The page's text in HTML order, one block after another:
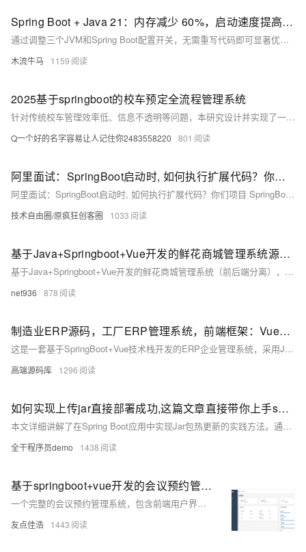
Spring Boot + Java 21：内存减少 60%，启动速度提高 30% — 零代码
通过调整三个JVM和Spring Boot配置开关，无需重写代码即可显著优化Java应用性能：内存减少60%，启动速度提升30%。适用于所有在JVM上运行API的生产团队，低成本实现高效能。
木流牛马 1159
2025基于springboot的校车预定全流程管理系统
针对传统校车管理效率低、信息不透明等问题，本研究设计并实现了一套校车预定全流程管理系统。系统采用Spring Boot、Java、Vue和MySQL等技术，实现校车信息管理、在线预定、实时监控等功能，提升学校管理效率，保障学生出行安全，推动教育信息化发展。
Q一个好的名字容易让人记住你2483558220 801
阿里面试：SpringBoot启动时, 如何执行扩展代码？你们项目 SpringBoot 进行过 哪些 扩展？
阿里面试：SpringBoot启动时, 如何执行扩展代码？你们项目 SpringBoot 进行过 哪些 扩展？
技术自由圈/原疯狂创客圈 1033
基于Java+Springboot+Vue开发的鲜花商城管理系统源码+运行
基于Java+Springboot+Vue开发的鲜花商城管理系统（前后端分离），这是一项为大学生课程设计作业而开发的项目。该系统旨在帮助大学生学习并掌握Java编程技能，同时锻炼他们的项目设计与开发能力。通过学习基于Java的鲜花商城管理系统项目，大学生可以在实践中学习和提升自己的能力，为以后的职业发展打下坚实基础。技术学习共同进步
net936 878
制造业ERP源码，工厂ERP管理系统，前端框架：Vue，后端框架：SpringBoot
这是一套基于SpringBoot+Vue技术栈开发的ERP企业管理系统，采用Java语言与vscode工具。系统涵盖采购/销售、出入库、生产、品质管理等功能，整合客户与供应商数据，支持在线协同和业务全流程管控。同时提供主数据管理、权限控制、工作流审批、报表自定义及打印、在线报表开发和自定义表单功能，助力企业实现高效自动化管理，并通过UniAPP实现移动端支持，满足多场景应用需求。
高端源码库 1296
如何实现上传jar直接部署成功,这篇文章直接带你上手springboot实现jar包热更新!
本文详细讲解了在Spring Boot应用中实现Jar包热更新的实践方法。通过自定义类加载器（`HotClassLoader`），动态加载和卸载指定目录下的Jar包，结合Spring Bean动态注册机制，使新加载的类能够被Spring容器管理。同时，提供了文件上传接口，方便用户手动触发Jar包更新。文章还强调了安全性、依赖管理和线程安全等注意事项，并给出了测试步骤和总结，帮助开发者高效实现热更新功能，减少服务中断和提升开发效率。
全干程序员demo 1438
基于springboot+vue开发的会议预约管理系统
一个完整的会议预约管理系统，包含前端用户界面、管理后台和后端API服务。 ### 后端 - **框架**: Spring Boot 2.7.18 - **数据库**: MySQL 5.6+ - **ORM**: MyBatis Plus 3.5.3.1 - **安全**: Spring Security + JWT - **Java版本**: Java 11 ### 前端 - **框架**: Vue 3.3.4 - **UI组件**: Element Plus 2.3.8 - **构建工具**: Vite 4.4.5 - **状态管理**: Pinia 2.1.6 - **HTTP客户端
友点佳浩 1443